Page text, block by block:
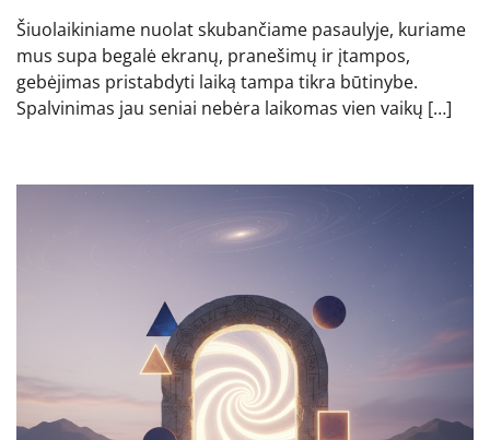
Šiuolaikiniame nuolat skubančiame pasaulyje, kuriame
mus supa begalė ekranų, pranešimų ir įtampos,
gebėjimas pristabdyti laiką tampa tikra būtinybe.
Spalvinimas jau seniai nebėra laikomas vien vaikų […]